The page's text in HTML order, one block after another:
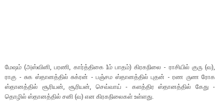
மேஷம் (அஸ்வினி, பரணி, கார்த்திகை 1ம் பாதம்) கிரகநிலை - ராசியில் குரு (வ),
ராகு - சுக ஸ்தானத்தில் சுக்ரன் - பஞ்சம ஸ்தானத்தில் புதன் - ரண ருண ரோக
ஸ்தானத்தில் சூரியன், சூரியன், செவ்வாய் - களத்திர ஸ்தானத்தில் கேது -
தொழில் ஸ்தானத்தில் சனி (வ) என கிரகநிலைகள் உள்ளது.